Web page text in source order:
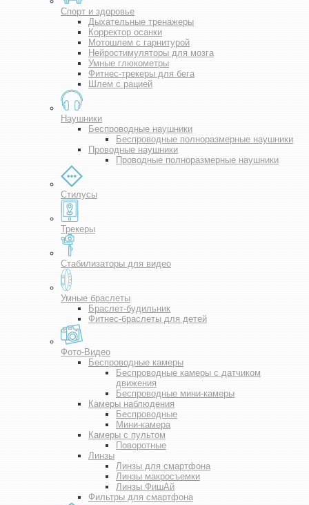
Спорт и здоровье
Дыхательные тренажеры
Корректор осанки
Мотошлем с гарнитурой
Нейростимуляторы для мозга
Умные глюкометры
Фитнес-трекеры для бега
Шлем с рацией
Наушники
Беспроводные наушники
Беспроводные полноразмерные наушники
Проводные наушники
Проводные полноразмерные наушники
Стилусы
Трекеры
Стабилизаторы для видео
Умные браслеты
Браслет-будильник
Фитнес-браслеты для детей
Фото-Видео
Беспроводные камеры
Беспроводные камеры с датчиком
движения
Беспроводные мини-камеры
Камеры наблюдения
Беспроводные
Мини-камера
Камеры с пультом
Поворотные
Линзы
Линзы для смартфона
Линзы макросъемки
Линзы ФишАй
Фильтры для смартфона